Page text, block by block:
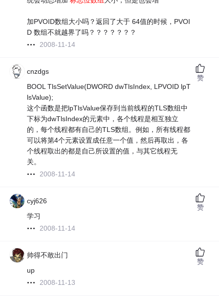
加PVOID数组大小吗？返回了大于 64值的时候，PVOI
D 数组不就越界了吗？？？？？？？
2008-11-14
cnzdgs
BOOL TlsSetValue(DWORD dwTlsIndex, LPVOID lpT
lsValue);
这个函数是把lpTlsValue保存到当前线程的TLS数组中
下标为dwTlsIndex的元素中，各个线程是相互独立
的，每个线程都有自己的TLS数组。例如，所有线程都
可以将第4个元素设置成任意一个值，然后再取出，各
个线程取出的都是自己所设置的值，与其它线程无
关。
2008-11-14
赞
cyj626
学习
2008-11-14
赞
帅得不敢出门
up
2008-11-13
赞